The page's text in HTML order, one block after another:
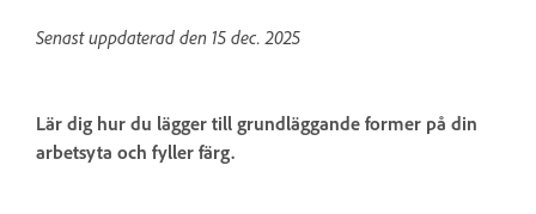
Senast uppdaterad den 15 dec. 2025
Lär dig hur du lägger till grundläggande former på din
arbetsyta och fyller färg.